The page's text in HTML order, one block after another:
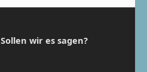
Sollen wir es sagen?